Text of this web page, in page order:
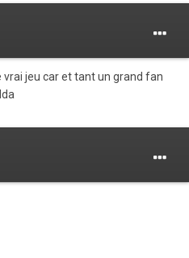
jeu car et tant un grand fan